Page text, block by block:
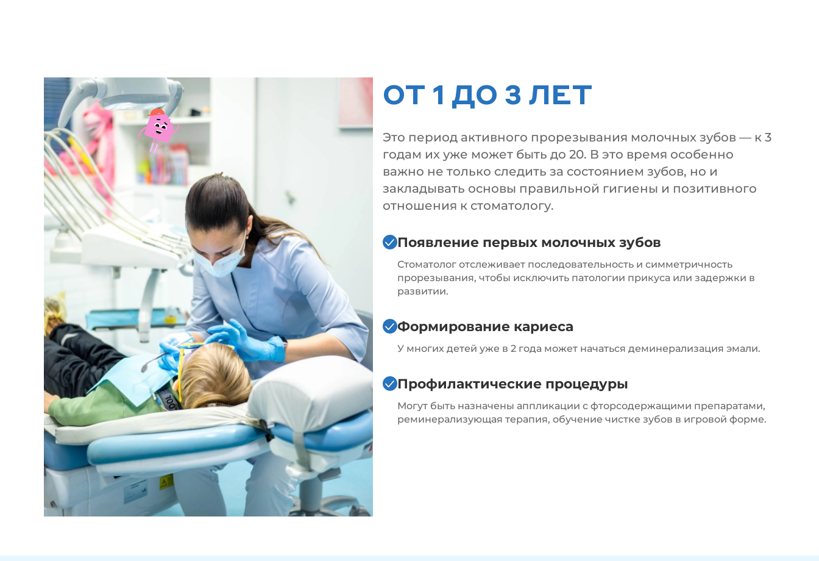
ОТ 1 ДО 3 ЛЕТ
Это период активного прорезывания молочных зубов — к 3
годам их уже может быть до 20. В это время особенно
важно не только следить за состоянием зубов, но и
закладывать основы правильной гигиены и позитивного
отношения к стоматологу.
Появление первых молочных зубов
Стоматолог отслеживает последовательность и симметричность
прорезывания, чтобы исключить патологии прикуса или задержки в
развитии.
Формирование кариеса
У многих детей уже в 2 года может начаться деминерализация эмали.
Профилактические процедуры
Могут быть назначены аппликации с фторсодержащими препаратами,
реминерализующая терапия, обучение чистке зубов в игровой форме.